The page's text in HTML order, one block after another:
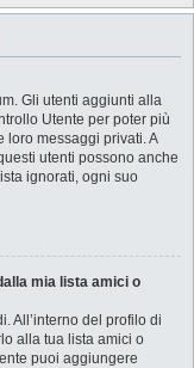
Gli utenti aggiunti alla
Utente per poter più
loro messaggi privati. A
utenti possono anche
ignorati, ogni suo
mia lista amici o
All’interno del profilo di
alla tua lista amici o
puoi aggiungere